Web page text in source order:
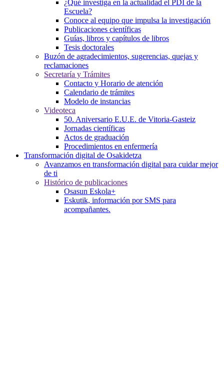
¿Qué investiga en la actualidad el PDI de la
Escuela?
Conoce al equipo que impulsa la investigación
Publicaciones científicas
Guías, libros y capítulos de libros
Tesis doctorales
Buzón de agradecimientos, sugerencias, quejas y
reclamaciones
Secretaría y Trámites
Contacto y Horario de atención
Calendario de trámites
Modelo de instancias
Videoteca
50. Aniversario E.U.E. de Vitoria-Gasteiz
Jornadas científicas
Actos de graduación
Procedimientos en enfermería
Transformación digital de Osakidetza
Avanzamos en transformación digital para cuidar mejor
de ti
Histórico de publicaciones
Osasun Eskola+
Eskutik, información por SMS para
acompañantes.